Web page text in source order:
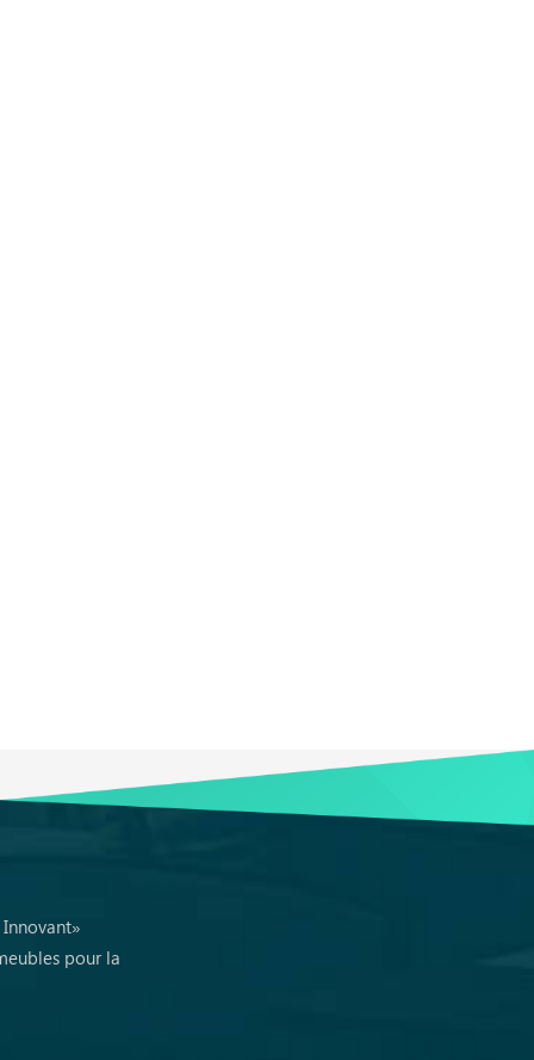
pour la